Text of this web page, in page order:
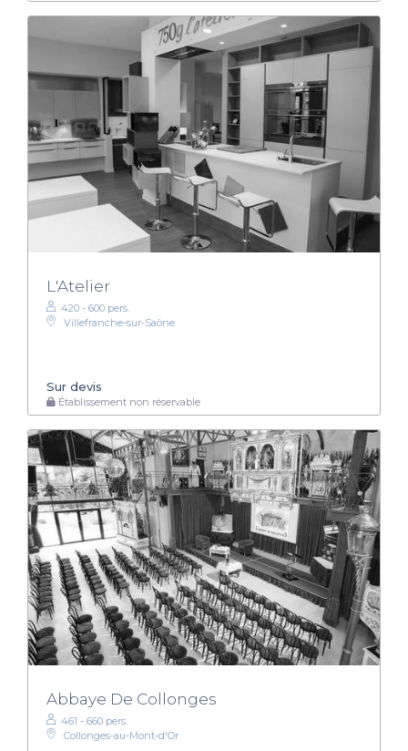
L'Atelier
420 - 600 pers.
Villefranche-sur-Saône
Sur devis
Établissement non réservable
Abbaye De Collonges
461 - 660 pers.
Collonges-au-Mont-d'Or